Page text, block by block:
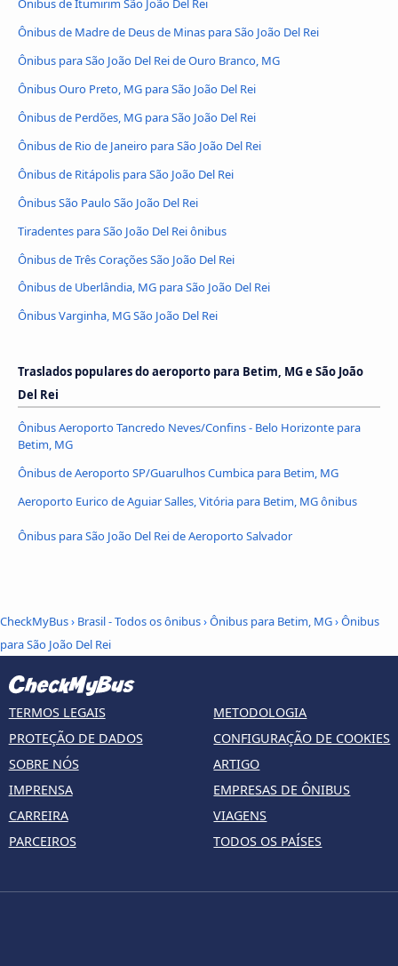
Ônibus de Itumirim São João Del Rei
Ônibus de Madre de Deus de Minas para São João Del Rei
Ônibus para São João Del Rei de Ouro Branco, MG
Ônibus Ouro Preto, MG para São João Del Rei
Ônibus de Perdões, MG para São João Del Rei
Ônibus de Rio de Janeiro para São João Del Rei
Ônibus de Ritápolis para São João Del Rei
Ônibus São Paulo São João Del Rei
Tiradentes para São João Del Rei ônibus
Ônibus de Três Corações São João Del Rei
Ônibus de Uberlândia, MG para São João Del Rei
Ônibus Varginha, MG São João Del Rei
Traslados populares do aeroporto para Betim, MG e São João
Del Rei
Ônibus Aeroporto Tancredo Neves/Confins - Belo Horizonte para
Betim, MG
Ônibus de Aeroporto SP/Guarulhos Cumbica para Betim, MG
Aeroporto Eurico de Aguiar Salles, Vitória para Betim, MG ônibus
Ônibus para São João Del Rei de Aeroporto Salvador
CheckMyBus› Brasil - Todos os ônibus›Ônibus para Betim, MG›Ônibus
para São João Del Rei
TERMOS LEGAIS
PROTEÇÃO DE DADOS
SOBRE NÓS
IMPRENSA
CARREIRA
PARCEIROS
METODOLOGIA
CONFIGURAÇÃO DE COOKIES
ARTIGO
EMPRESAS DE ÔNIBUS
VIAGENS
TODOS OS PAÍSES